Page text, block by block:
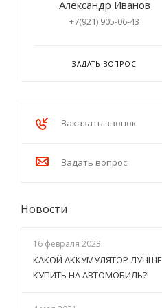
Александр Иванов
+7(921) 905-06-43
ЗАДАТЬ ВОПРОС
Заказать звонок
Задать вопрос
Новости
16 февраля 2023
КАКОЙ АККУМУЛЯТОР ЛУЧШЕ
КУПИТЬ НА АВТОМОБИЛЬ?!